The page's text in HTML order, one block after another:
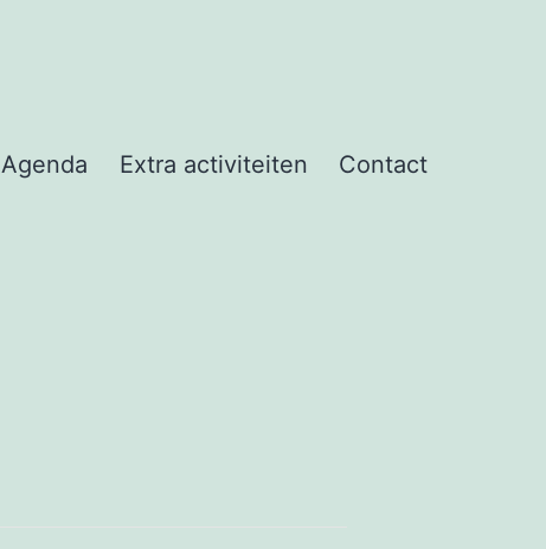
Agenda Extra activiteiten Contact